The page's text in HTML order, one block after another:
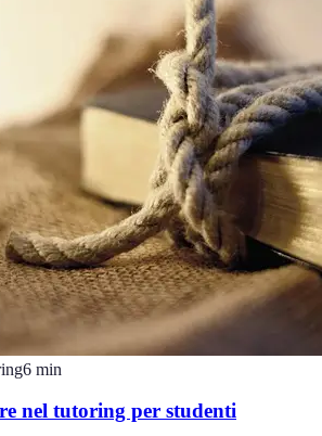
6 min
nel tutoring per studenti